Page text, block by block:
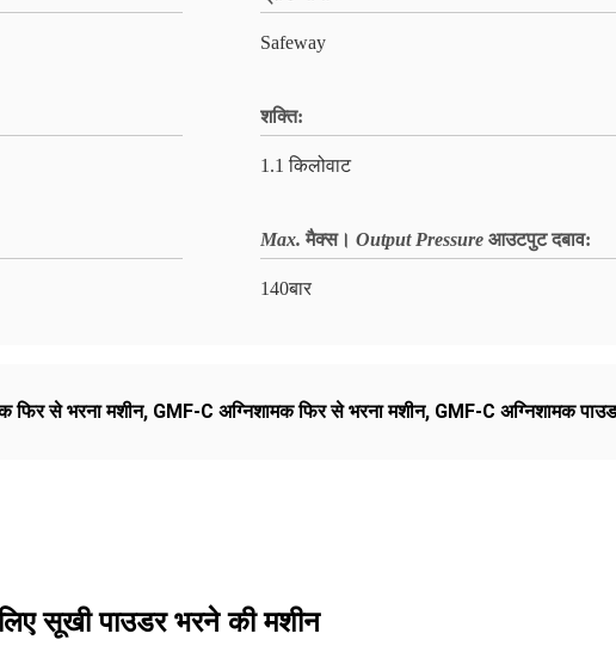
Safeway
शक्ति:
1.1 किलोवाट
Max. मैक्स। Output Pressure आउटपुट दबाव:
140बार
फिर से भरना मशीन, GMF-C अग्निशामक फिर से भरना मशीन, GMF-C अग्निशामक
सूखी पाउडर भरने की मशीन